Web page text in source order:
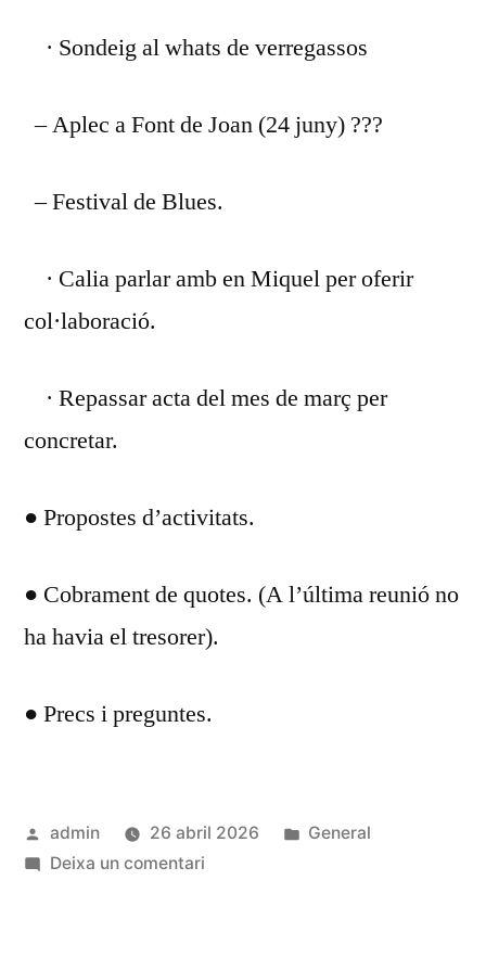
· Sondeig al whats de verregassos
– Aplec a Font de Joan (24 juny) ???
– Festival de Blues.
· Calia parlar amb en Miquel per oferir
col·laboració.
· Repassar acta del mes de març per
concretar.
● Propostes d’activitats.
● Cobrament de quotes. (A l’última reunió no
ha havia el tresorer).
● Precs i preguntes.
Publicat
per
admin 26 abril 2026
Publicat
General
Deixa un comentaria